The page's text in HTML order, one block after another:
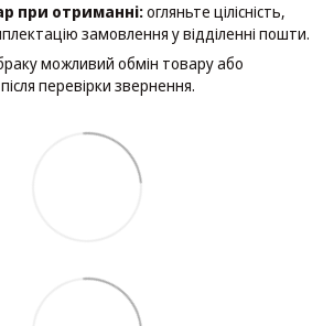
при отриманні:огляньте цілісність,
замовлення у відділенні пошти.
можливий обмін товару або
перевірки звернення.